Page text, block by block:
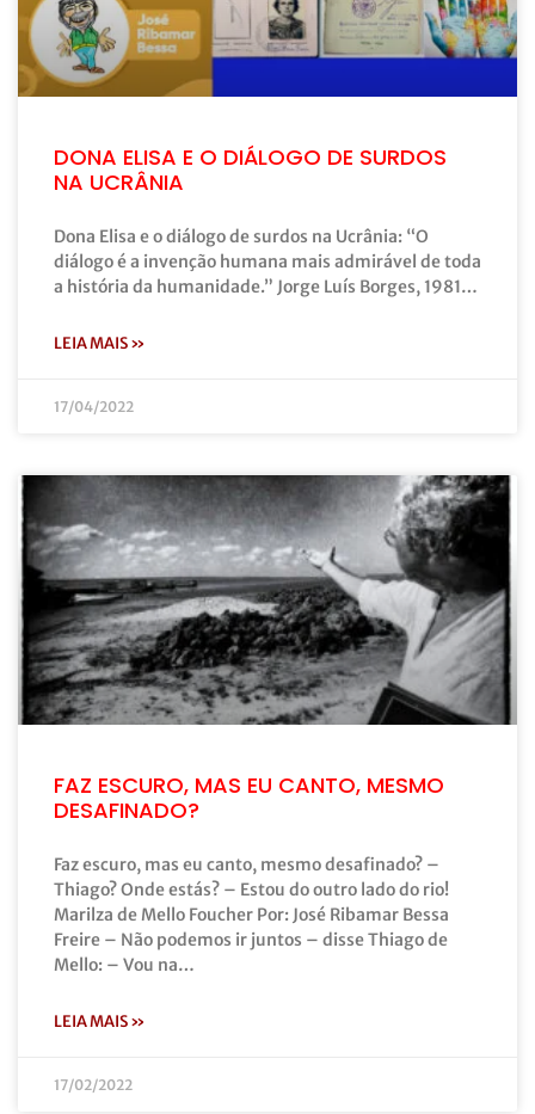
DONA ELISA E O DIÁLOGO DE SURDOS
NA UCRÂNIA
Dona Elisa e o diálogo de surdos na Ucrânia: “O
diálogo é a invenção humana mais admirável de toda
a história da humanidade.” Jorge Luís Borges, 1981…
LEIA MAIS »
17/04/2022
FAZ ESCURO, MAS EU CANTO, MESMO
DESAFINADO?
Faz escuro, mas eu canto, mesmo desafinado? –
Thiago? Onde estás? – Estou do outro lado do rio!
Marilza de Mello Foucher Por: José Ribamar Bessa
Freire – Não podemos ir juntos – disse Thiago de
Mello: – Vou na…
LEIA MAIS »
17/02/2022